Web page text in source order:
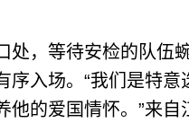
，等待安检的队伍
入场。“我们是特
的爱国情怀。”来